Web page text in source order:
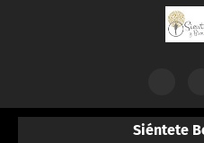
Siéntete